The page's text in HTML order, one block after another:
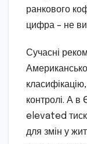
ранкового
цифра – не
Сучасні
контролі. А в
elevated тиск
для змін у